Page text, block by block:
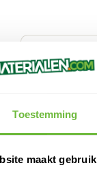
Toestemming
maakt